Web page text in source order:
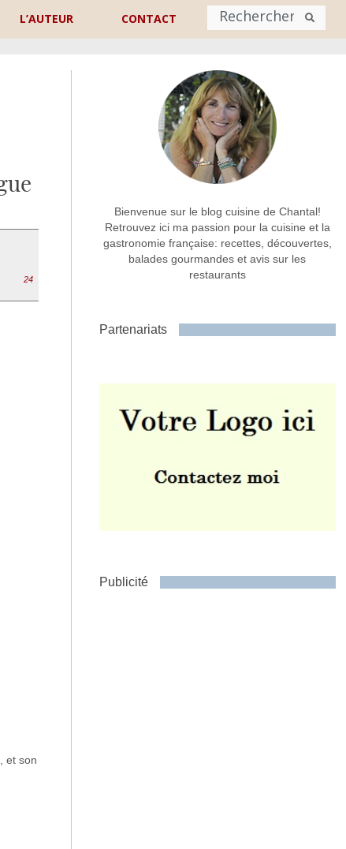
L’AUTEUR CONTACT
Nom
Adresse de contact
Commentaire ou message *
24
et son
Bienvenue sur le blog cuisine de Chantal!
Retrouvez ici ma passion pour la cuisine et la
gastronomie française: recettes, découvertes,
balades gourmandes et avis sur les
restaurants
Partenariats
Publicité